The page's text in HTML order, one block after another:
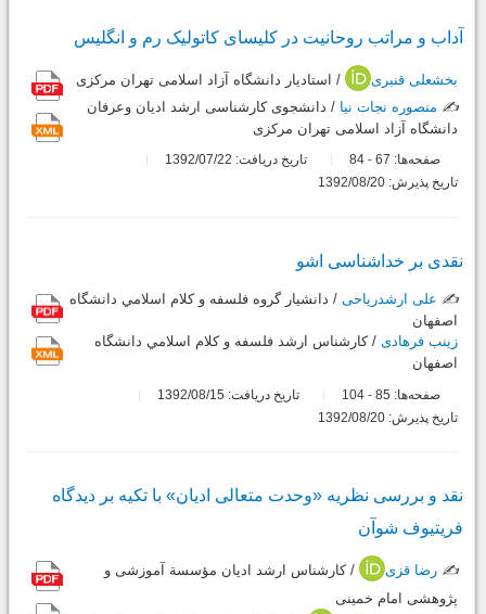
آداب و مراتب روحانیت در کلیسای کاتولیک رم و انگلیس
بخشعلی قنبری
/ استادیار دانشگاه آزاد اسلامی تهران مرکزی
✍️ منصوره نجات نیا / دانشجوی کارشناسی ارشد ادیان وعرفان
دانشگاه آزاد اسلامی تهران مرکزی
صفحه‌ها: 67
-
تاریخ دریافت: 1392/07/22
تاریخ پذیرش: 1392/08/20
نقدی بر خداشناسی اشو
✍️ علی ارشدریاحی / دانشيار گروه فلسفه و کلام اسلامي دانشگاه
اصفهان
زینب فرهادی / کارشناس ارشد فلسفه و کلام اسلامي دانشگاه
اصفهان
صفحه‌ها: 85
-
تاریخ دریافت: 1392/08/15
تاریخ پذیرش: 1392/08/20
نقد و بررسی نظریه «وحدت‏ متعالی‏ ادیان» با تکیه بر دیدگاه
فریتیوف شوآن
✍️ رضا قزی
/ کارشناس ارشد ادیان مؤسسة آموزشی و
پژوهشی امام خمینی